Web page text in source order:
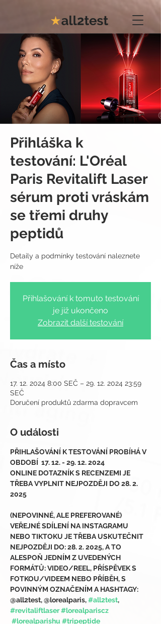
Přihláška k
testování: L'Oréal
Paris Revitalift Laser
sérum proti vráskám
se třemi druhy
peptidů
Detaily a podmínky testování naleznete
Přihlašování k tomuto testování
je již ukončeno
Zobrazit další testování
Čas a místo
17. 12. 2024 8:00 SEČ – 29. 12. 2024 23:59
SEČ
Doručení produktů zdarma dopravcem
O události
PŘIHLAŠOVÁNÍ K TESTOVÁNÍ PROBÍHÁ V
OBDOBÍ  17. 12. - 29. 12. 2024
ONLINE DOTAZNÍK S RECENZEMI JE
TŘEBA VYPLNIT NEJPOZDĚJI DO 28. 2.
2025
(NEPOVINNÉ, ALE PREFEROVANÉ)
VEŘEJNÉ SDÍLENÍ NA INSTAGRAMU
NEBO TIKTOKU JE TŘEBA USKUTEČNIT
NEJPOZDĚJI DO: 28. 2. 2025, A TO
ALESPOŇ JEDNÍM Z UVEDENÝCH
FORMÁTŮ: VIDEO/REEL, PŘÍSPĚVEK S
FOTKOU/VIDEEM NEBO PŘÍBĚH, S
POVINNÝM OZNAČENÍM A HASHTAGY:
@all2test, @lorealparis, #all2test,
#revitaliftlaser#lorealpariscz
#lorealparishu #tripeptide